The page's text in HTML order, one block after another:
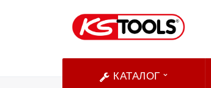
КАТАЛОГ